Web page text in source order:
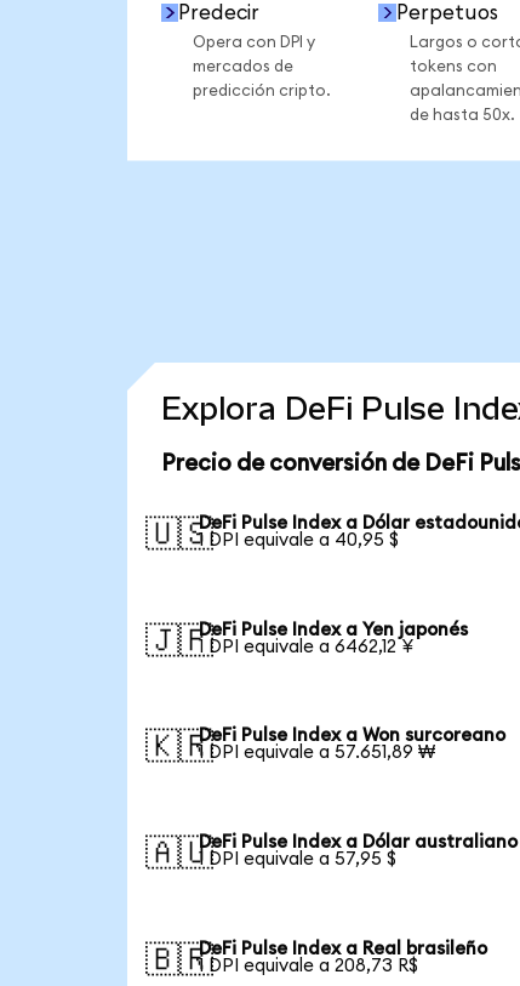
Predecir
Opera con DPI y
mercados de
predicción cripto.
Perpetuos
Largos o
tokens con
de hasta 50x.
Explora DeFi Pulse
Precio de conversión de DeFi
🇺🇸DeFi Pulse Index a Dólar
1 DPI equivale a 40,95 $
🇯🇵DeFi Pulse Index a Yen japonés
1 DPI equivale a 6462,12 ¥
🇰🇷DeFi Pulse Index a Won surcoreano
1 DPI equivale a 57.651,89 ₩
🇦🇺DeFi Pulse Index a Dólar australiano
1 DPI equivale a 57,95 $
🇧🇷DeFi Pulse Index a Real brasileño
1 DPI equivale a 208,73 R$